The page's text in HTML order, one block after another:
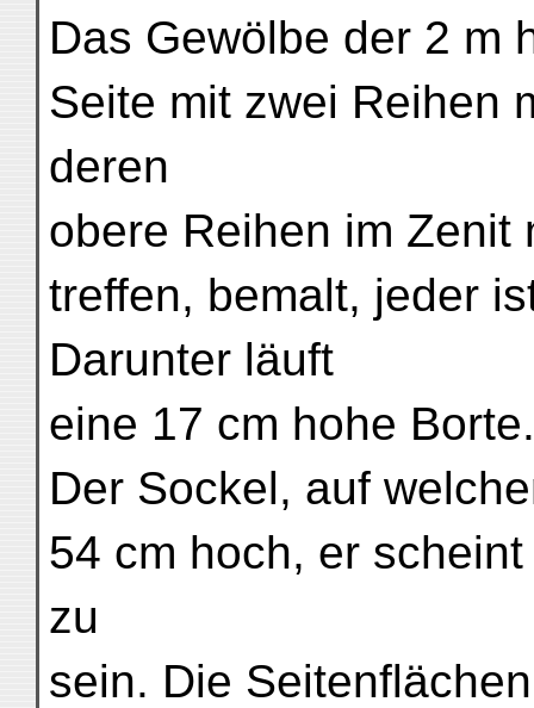
Das Gewölbe der 2 m
Seite mit zwei Reihen
deren
obere Reihen im Zenit
treffen, bemalt, jeder
Darunter läuft
eine 17 cm hohe Borte.
Der Sockel, auf
54 cm hoch, er
zu
sein. Die